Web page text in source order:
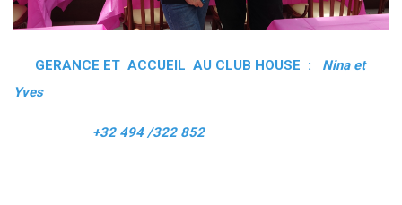
GERANCE ET ACCUEIL AU CLUB HOUSE :
Nina et
Yves
+32 494 /322 852